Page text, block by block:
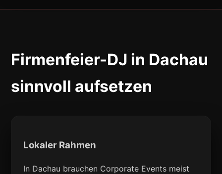
Firmenfeier-DJ in Dachau
sinnvoll aufsetzen
Lokaler Rahmen
In Dachau brauchen Corporate Events meist